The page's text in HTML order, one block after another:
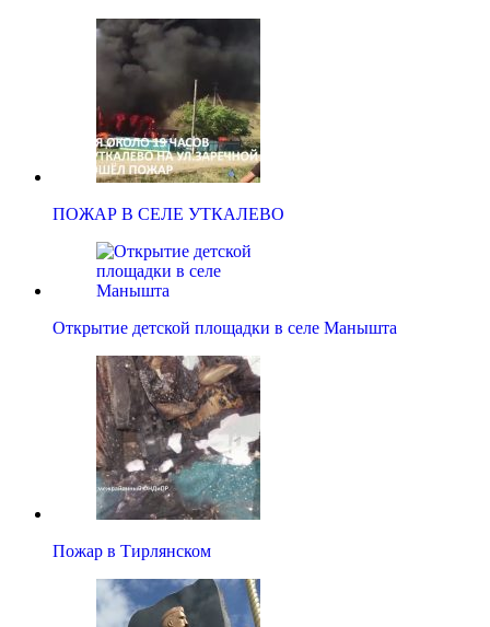
ПОЖАР В СЕЛЕ УТКАЛЕВО
Открытие детской площадки в селе Манышта
Пожар в Тирлянском